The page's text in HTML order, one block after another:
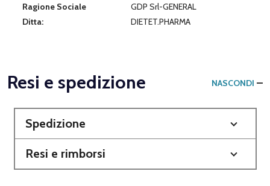
Ragione Sociale
Ditta:
GDP Srl-GENERAL
DIETET.PHARMA
Resi e spedizione NASCONDI
Spedizione
Resi e rimborsi